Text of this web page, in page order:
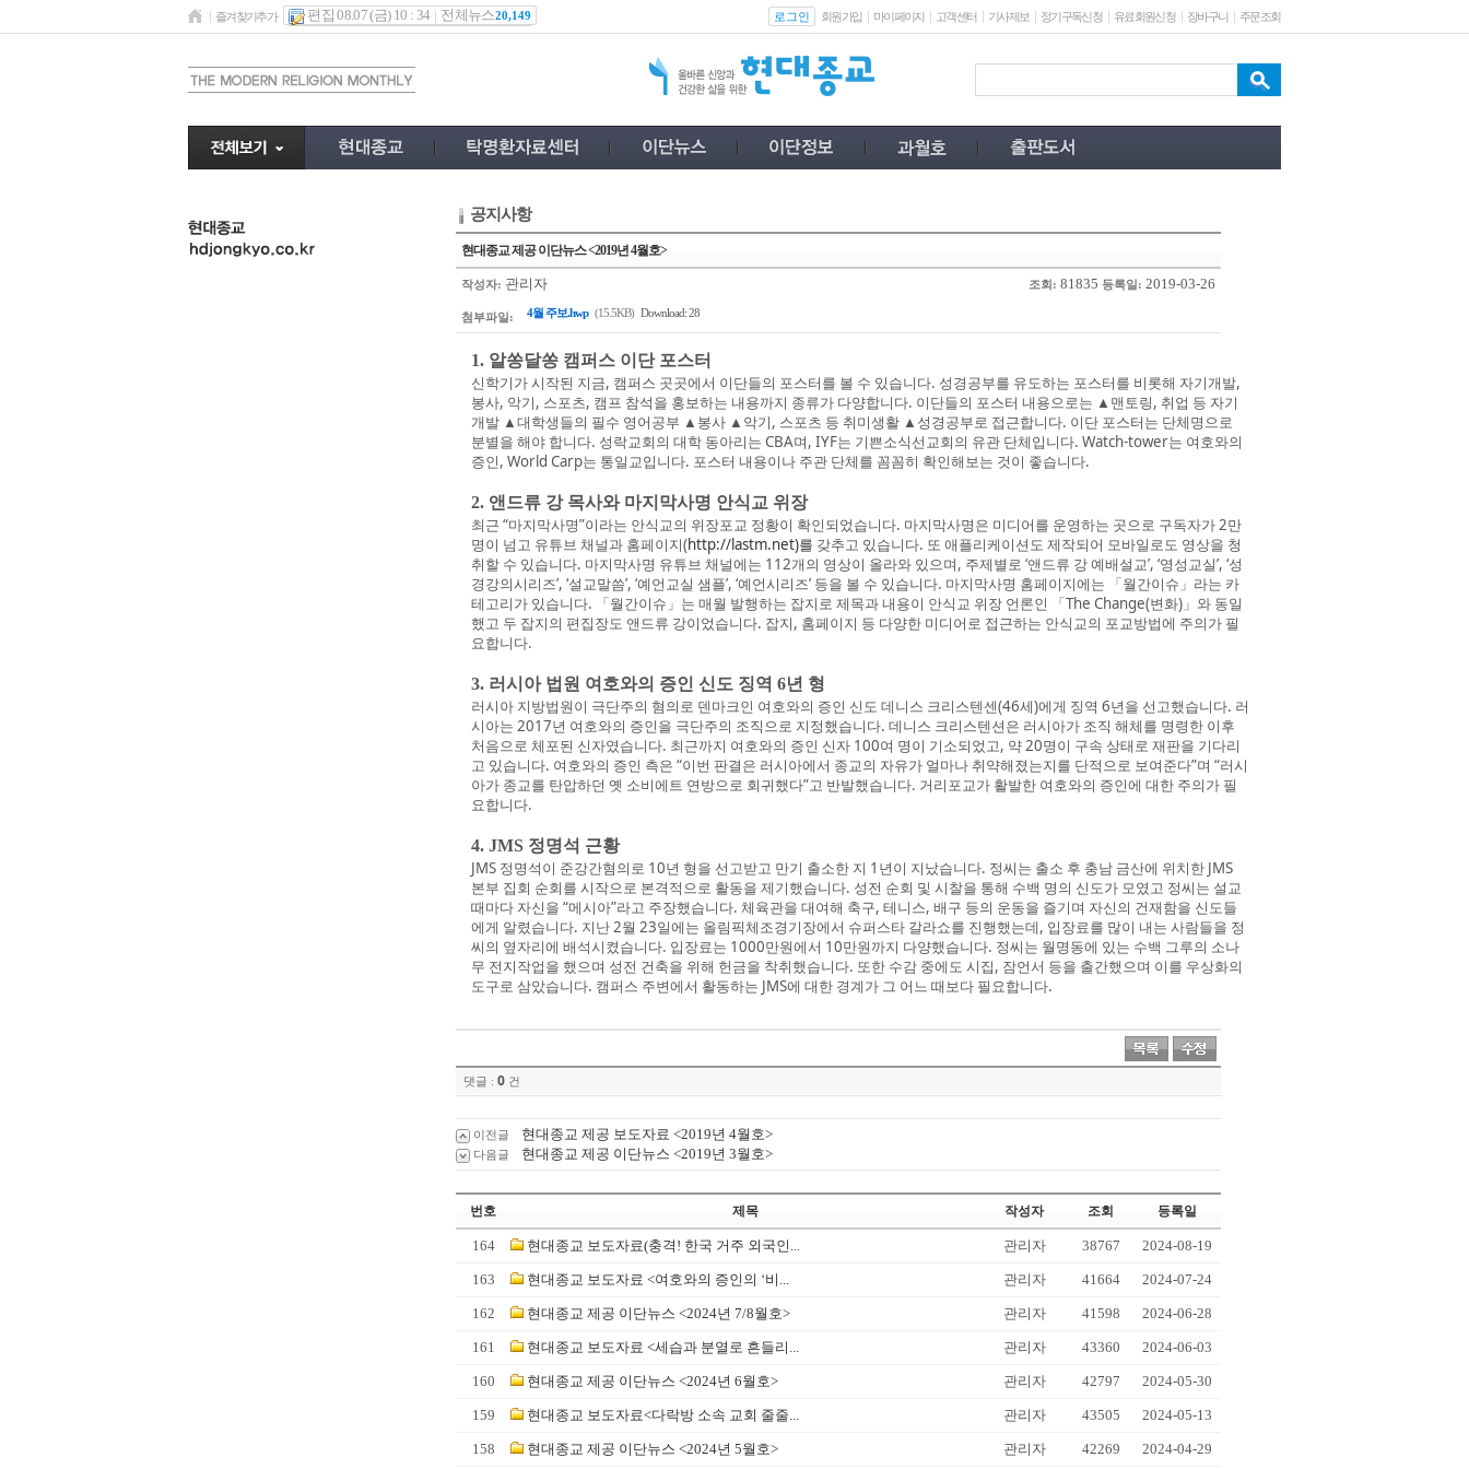
즐겨찾기추가 편집 08.07 (금) 10 : 34 전체뉴스20,149 로그인 회원가입 마이페이지 고객센터 기사제보 정기구독신청 유료회원신청 장바구니 주문조회
공지사항
현대종교 제공 이단뉴스 <2019년 4월호>
작성자: 관리자 조회: 81835 등록일: 2019-03-26
첨부파일: 4월 주보.hwp (15.5KB) Download: 28
1. 알쏭달쏭 캠퍼스 이단 포스터
신학기가 시작된 지금, 캠퍼스 곳곳에서 이단들의 포스터를 볼 수 있습니다. 성경공부를 유도하는 포스터를 비롯해 자기개발,
봉사, 악기, 스포츠, 캠프 참석을 홍보하는 내용까지 종류가 다양합니다. 이단들의 포스터 내용으로는 ▲맨토링, 취업 등 자기
개발 ▲대학생들의 필수 영어공부 ▲봉사 ▲악기, 스포츠 등 취미생활 ▲성경공부로 접근합니다. 이단 포스터는 단체명으로
분별을 해야 합니다. 성락교회의 대학 동아리는 CBA며, IYF는 기쁜소식선교회의 유관 단체입니다. Watch-tower는 여호와의
증인, World Carp는 통일교입니다. 포스터 내용이나 주관 단체를 꼼꼼히 확인해보는 것이 좋습니다.
2. 앤드류 강 목사와 마지막사명 안식교 위장
최근 “마지막사명”이라는 안식교의 위장포교 정황이 확인되었습니다. 마지막사명은 미디어를 운영하는 곳으로 구독자가 2만
명이 넘고 유튜브 채널과 홈페이지(http://lastm.net)를 갖추고 있습니다. 또 애플리케이션도 제작되어 모바일로도 영상을 청
취할 수 있습니다. 마지막사명 유튜브 채널에는 112개의 영상이 올라와 있으며, 주제별로 ‘앤드류 강 예배설교’, ‘영성교실’, ‘성
경강의시리즈’, ‘설교말씀’, ‘예언교실 샘플’, ‘예언시리즈’ 등을 볼 수 있습니다. 마지막사명 홈페이지에는 「월간이슈」라는 카
테고리가 있습니다. 「월간이슈」는 매월 발행하는 잡지로 제목과 내용이 안식교 위장 언론인 「The Change(변화)」와 동일
했고 두 잡지의 편집장도 앤드류 강이었습니다. 잡지, 홈페이지 등 다양한 미디어로 접근하는 안식교의 포교방법에 주의가 필
요합니다.
3. 러시아 법원 여호와의 증인 신도 징역 6년 형
러시아 지방법원이 극단주의 혐의로 덴마크인 여호와의 증인 신도 데니스 크리스텐센(46세)에게 징역 6년을 선고했습니다. 러
시아는 2017년 여호와의 증인을 극단주의 조직으로 지정했습니다. 데니스 크리스텐션은 러시아가 조직 해체를 명령한 이후
처음으로 체포된 신자였습니다. 최근까지 여호와의 증인 신자 100여 명이 기소되었고, 약 20명이 구속 상태로 재판을 기다리
고 있습니다. 여호와의 증인 측은 “이번 판결은 러시아에서 종교의 자유가 얼마나 취약해졌는지를 단적으로 보여준다”며 “러시
아가 종교를 탄압하던 옛 소비에트 연방으로 회귀했다”고 반발했습니다. 거리포교가 활발한 여호와의 증인에 대한 주의가 필
요합니다.
4. JMS 정명석 근황
JMS 정명석이 준강간혐의로 10년 형을 선고받고 만기 출소한 지 1년이 지났습니다. 정씨는 출소 후 충남 금산에 위치한 JMS
본부 집회 순회를 시작으로 본격적으로 활동을 제기했습니다. 성전 순회 및 시찰을 통해 수백 명의 신도가 모였고 정씨는 설교
때마다 자신을 “메시아”라고 주장했습니다. 체육관을 대여해 축구, 테니스, 배구 등의 운동을 즐기며 자신의 건재함을 신도들
에게 알렸습니다. 지난 2월 23일에는 올림픽체조경기장에서 슈퍼스타 갈라쇼를 진행했는데, 입장료를 많이 내는 사람들을 정
씨의 옆자리에 배석시켰습니다. 입장료는 1000만원에서 10만원까지 다양했습니다. 정씨는 월명동에 있는 수백 그루의 소나
무 전지작업을 했으며 성전 건축을 위해 헌금을 착취했습니다. 또한 수감 중에도 시집, 잠언서 등을 출간했으며 이를 우상화의
도구로 삼았습니다. 캠퍼스 주변에서 활동하는 JMS에 대한 경계가 그 어느 때보다 필요합니다.
댓글 : 0 건
이전글 현대종교 제공 보도자료 <2019년 4월호>
다음글 현대종교 제공 이단뉴스 <2019년 3월호>
번호 제목 작성자 조회 등록일
164 현대종교 보도자료(충격! 한국 거주 외국인... 관리자 38767 2024-08-19
163 현대종교 보도자료 <여호와의 증인의 ‘비... 관리자 41664 2024-07-24
162 현대종교 제공 이단뉴스 <2024년 7/8월호> 관리자 41598 2024-06-28
161 현대종교 보도자료 <세습과 분열로 흔들리... 관리자 43360 2024-06-03
160 현대종교 제공 이단뉴스 <2024년 6월호> 관리자 42797 2024-05-30
159 현대종교 보도자료<다락방 소속 교회 줄줄... 관리자 43505 2024-05-13
158 현대종교 제공 이단뉴스 <2024년 5월호> 관리자 42269 2024-04-29